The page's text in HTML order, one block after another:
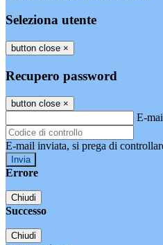
Seleziona utente
button close ×
Recupero password
button close ×
E-
E-mail inviata, si prega di
Errore
Chiudi
Successo
Chiudi